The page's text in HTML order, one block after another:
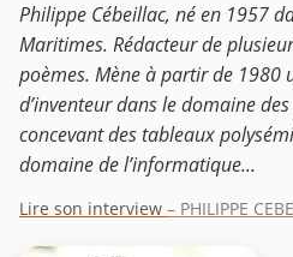
Philippe Cébeillac, né en 1957
Maritimes. Rédacteur de
poèmes. Mène à partir de 1980
d’inventeur dans le domaine
concevant des tableaux
domaine de l’informatique...
Lire son interview – PHILIPPE